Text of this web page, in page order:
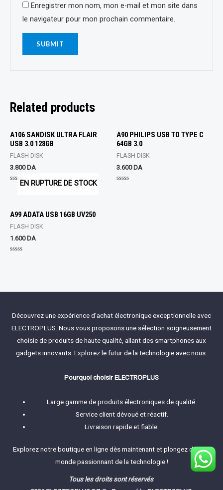
Enregistrer mon nom, mon e-mail et mon site dans
le navigateur pour mon prochain commentaire.
Related products
A106 SANDISK ULTRA FLAIR
USB 3.0 128GB
FLASH DISK
3.800DA
Rated
5
A90 PHILIPS USB TO TYPE C
64GB 3.0
FLASH DISK
3.600DA
EN RUPTURE DE STOCK
A99 ADATA USB 16GB UV250
FLASH DISK
1.600DA
Découvrez une expérience d'achat électronique exceptionnelle avec
ELECTROPLUS. Nous vous proposons une sélection soigneusement
choisie de produits de haute qualité, allant des smartphones aux
gadgets innovants. Explorez le futur de la technologie avec nous.
Pourquoi choisir ELECTROPLUS
Large gamme de produits électroniques de qualité.
Service client dévoué et réactif.
Livraison rapide et fiable.
Explorez notre boutique en ligne dès maintenant et plongez dans le
monde passionnant de la technologie !
Tous les droits sont réservés